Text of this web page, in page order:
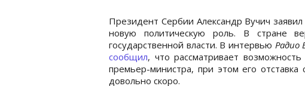
Президент Сербии Александр Вучич
новую политическую роль. В стране
государственной власти. В интервью Радио
сообщил, что рассматривает
премьер-министра, при этом его
довольно скоро.